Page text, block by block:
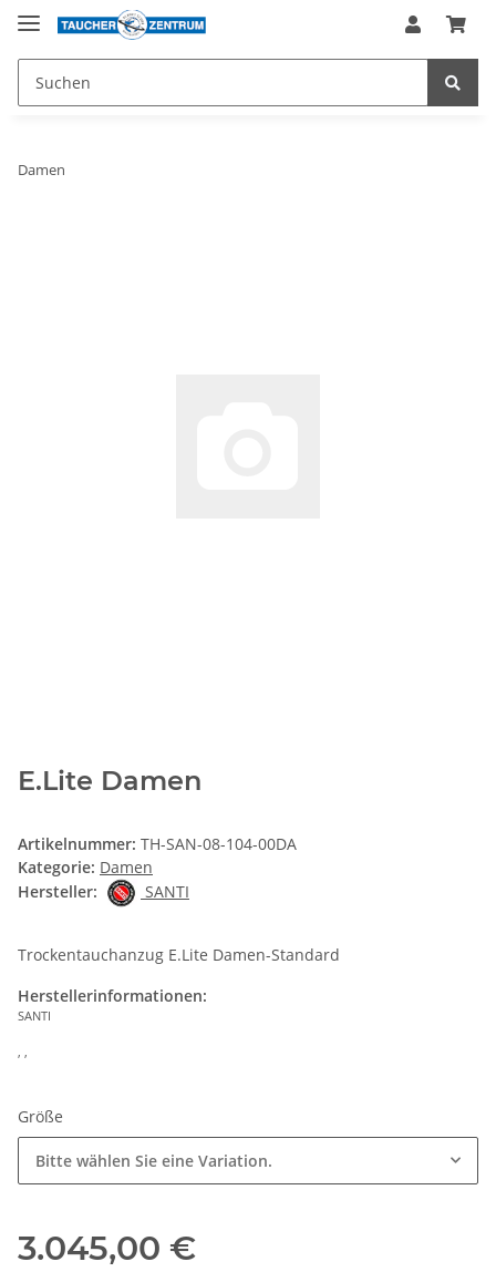
Damen
E.Lite Damen
Artikelnummer: TH-SAN-08-104-00DA
Kategorie: Damen
Hersteller:
SANTI
Trockentauchanzug E.Lite Damen-Standard
Herstellerinformationen:
SANTI
, ,
Größe
Bitte wählen Sie eine Variation.
3.045,00 €